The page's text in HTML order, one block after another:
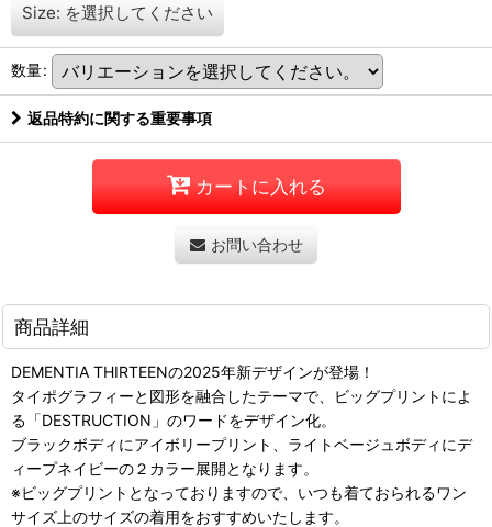
Size: を選択してください
数量:
返品特約に関する重要事項
カートに入れる
お問い合わせ
商品詳細
DEMENTIA THIRTEENの2025年新デザインが登場！
タイポグラフィーと図形を融合したテーマで、ビッグプリントによ
る「DESTRUCTION」のワードをデザイン化。
ブラックボディにアイボリープリント、ライトベージュボディにデ
ィープネイビーの２カラー展開となります。
※ビッグプリントとなっておりますので、いつも着ておられるワン
サイズ上のサイズの着用をおすすめいたします。